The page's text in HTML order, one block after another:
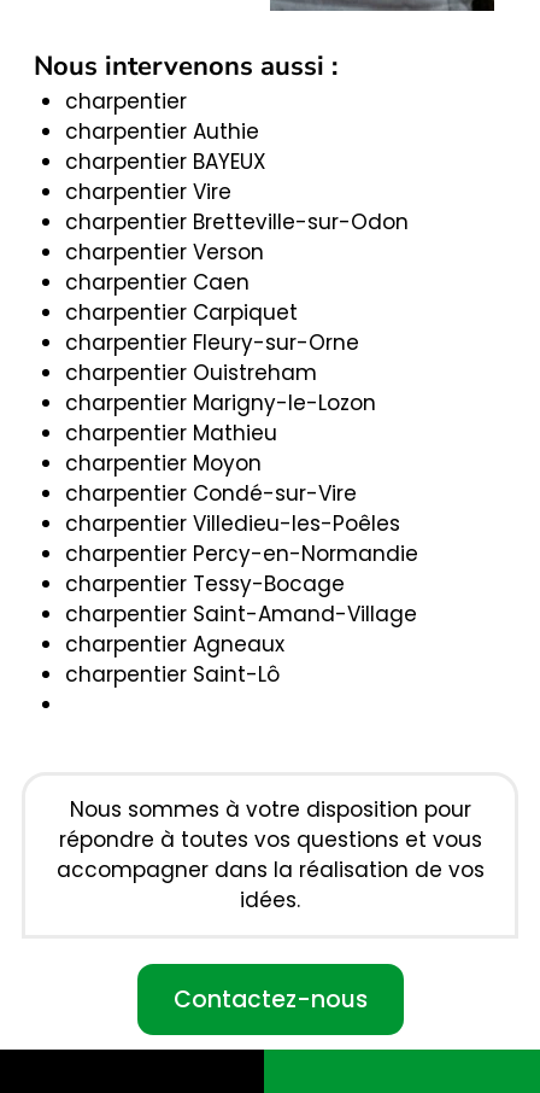
Nous intervenons aussi :
charpentier
charpentier Authie
charpentier BAYEUX
charpentier Vire
charpentier Bretteville-sur-Odon
charpentier Verson
charpentier Caen
charpentier Carpiquet
charpentier Fleury-sur-Orne
charpentier Ouistreham
charpentier Marigny-le-Lozon
charpentier Mathieu
charpentier Moyon
charpentier Condé-sur-Vire
charpentier Villedieu-les-Poêles
charpentier Percy-en-Normandie
charpentier Tessy-Bocage
charpentier Saint-Amand-Village
charpentier Agneaux
charpentier Saint-Lô
Nous sommes à votre disposition pour
répondre à toutes vos questions et vous
accompagner dans la réalisation de vos
idées.
Contactez-nous